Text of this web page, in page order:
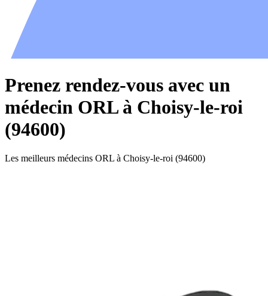
Prenez rendez-vous avec un
médecin ORL à Choisy-le-roi
(94600)
Les meilleurs médecins ORL à Choisy-le-roi (94600)